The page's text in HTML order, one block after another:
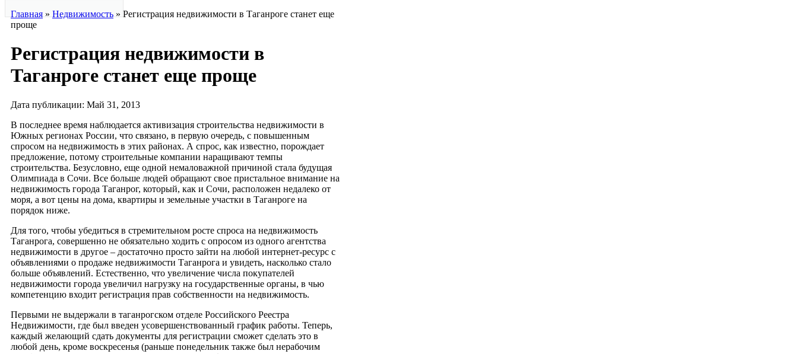
Главная » Недвижимость » Регистрация недвижимости в Таганроге станет еще
проще
Регистрация недвижимости в
Таганроге станет еще проще
Дата публикации: Май 31, 2013
В последнее время наблюдается активизация строительства недвижимости в
Южных регионах России, что связано, в первую очередь, с повышенным
спросом на недвижимость в этих районах. А спрос, как известно, порождает
предложение, потому строительные компании наращивают темпы
строительства. Безусловно, еще одной немаловажной причиной стала будущая
Олимпиада в Сочи. Все больше людей обращают свое пристальное внимание на
недвижимость города Таганрог, который, как и Сочи, расположен недалеко от
моря, а вот цены на дома, квартиры и земельные участки в Таганроге на
порядок ниже.
Для того, чтобы убедиться в стремительном росте спроса на недвижимость
Таганрога, совершенно не обязательно ходить с опросом из одного агентства
недвижимости в другое – достаточно просто зайти на любой интернет-ресурс с
объявлениями о продаже недвижимости Таганрога и увидеть, насколько стало
больше объявлений. Естественно, что увеличение числа покупателей
недвижимости города увеличил нагрузку на государственные органы, в чью
компетенцию входит регистрация прав собственности на недвижимость.
Первыми не выдержали в таганрогском отделе Российского Реестра
Недвижимости, где был введен усовершенствованный график работы. Теперь,
каждый желающий сдать документы для регистрации сможет сделать это в
любой день, кроме воскресенья (раньше понедельник также был нерабочим